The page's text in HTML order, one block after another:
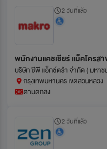
2 วันที่แล้ว
พนักงานแคชเชียร์ แม็คโครส
บริษัท ซีพี แอ็กซ์ตร้า จำกัด ( มหาช
กรุงเทพมหานคร เขตสวนหลวง
ตามตกลง
2 วันที่แล้ว